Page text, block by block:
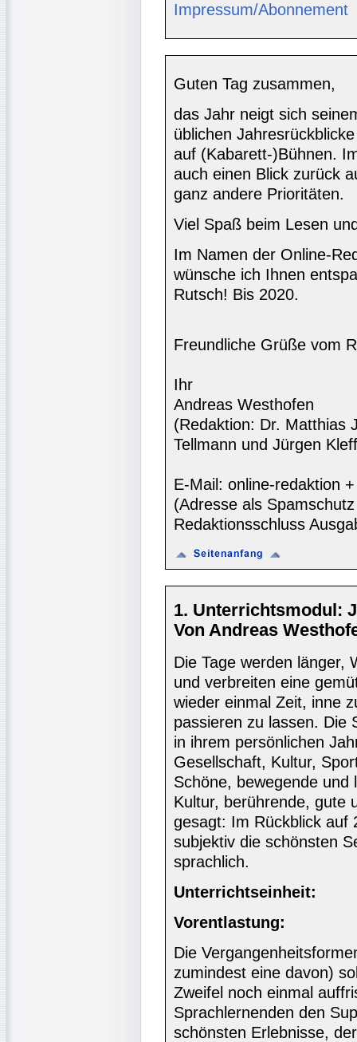
Impressum/Abonnement
Guten Tag zusammen,
das Jahr neigt sich
üblichen
auf (Kabarett-)Bühnen.
auch einen Blick zurück
ganz andere Prioritäten.
Viel Spaß beim Lesen
Im Namen der Online-
wünsche ich Ihnen
Rutsch! Bis 2020.
Freundliche Grüße vom
Ihr
Andreas Westhofen
(Redaktion: Dr. Matthias
Tellmann und Jürgen
E-Mail: online-redaktion
(Adresse als
Redaktionsschluss
1. Unterrichtsmodul:
Von Andreas
Die Tage werden länger,
und verbreiten eine
wieder einmal Zeit, inne
passieren zu lassen. Die
in ihrem persönlichen
Gesellschaft, Kultur,
Schöne, bewegende und
Kultur, berührende, gute
gesagt: Im Rückblick auf
subjektiv die schönsten
sprachlich.
Unterrichtseinheit:
Vorentlastung:
Die
zumindest eine davon)
Zweifel noch einmal
Sprachlernenden den
schönsten Erlebnisse,